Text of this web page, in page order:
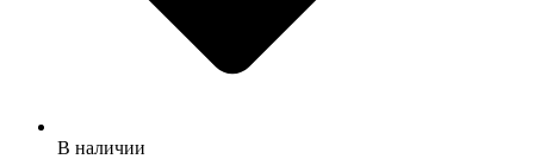
В наличии